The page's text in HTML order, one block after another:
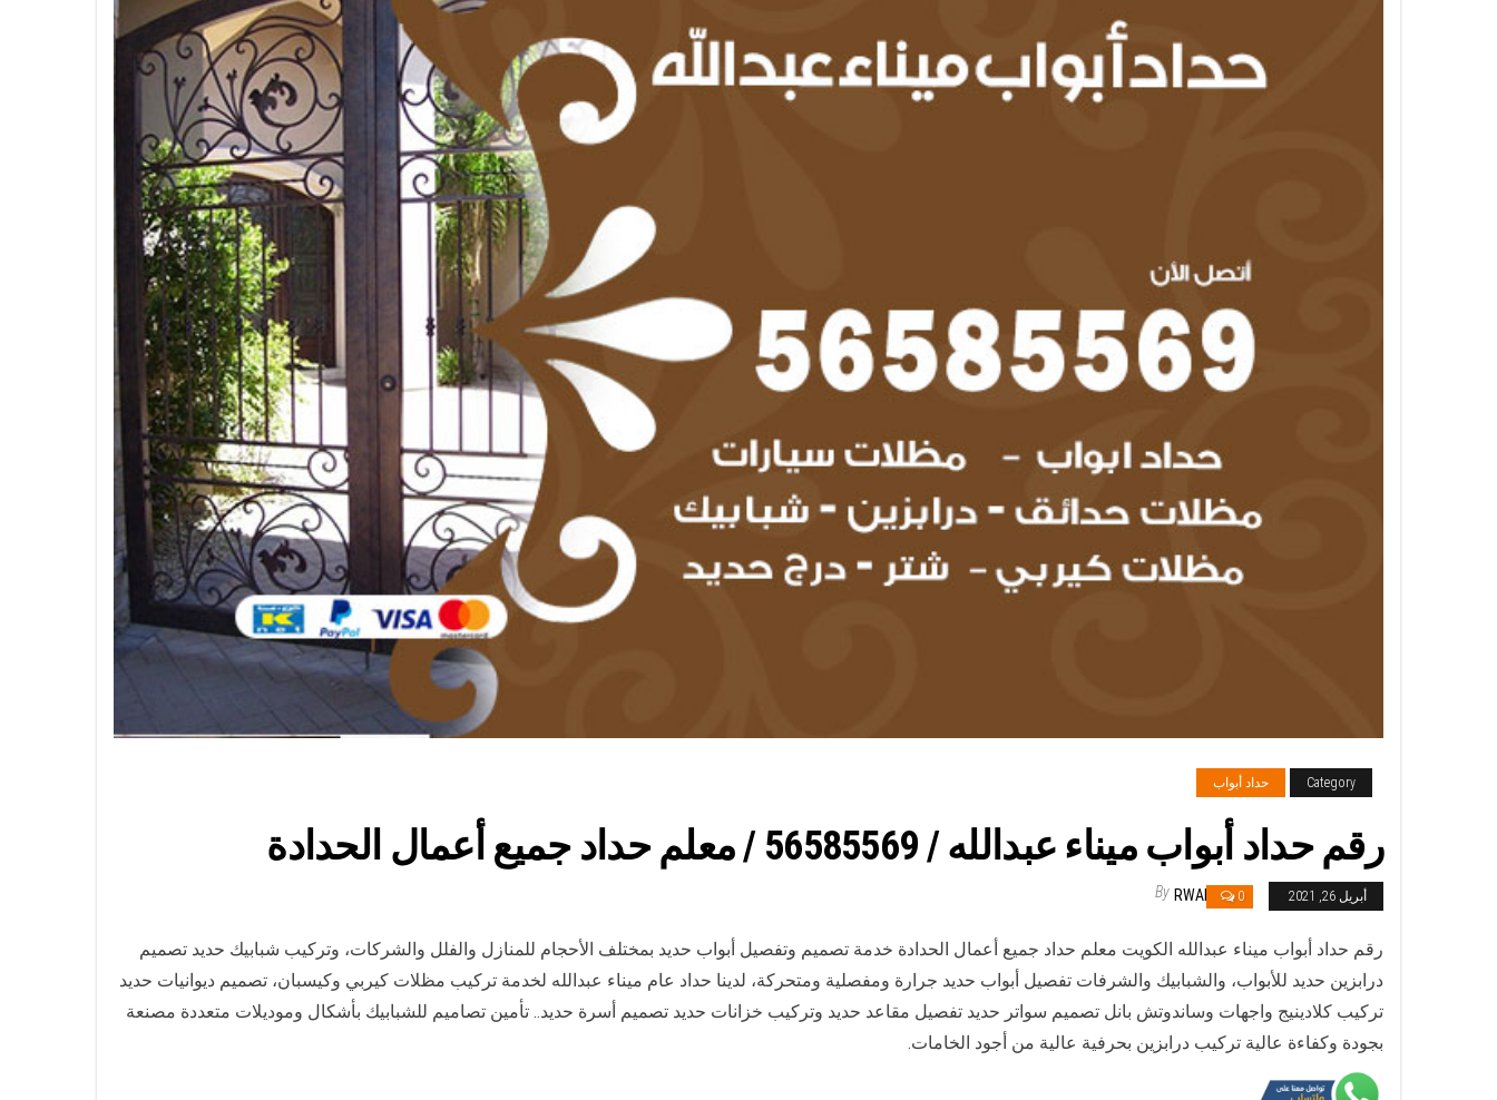
Category حداد أبواب
رقم حداد أبواب ميناء عبدالله / 56585569 / معلم حداد جميع أعمال الحدادة
أبريل 26, 2021 0
By RWAN
رقم حداد أبواب ميناء عبدالله الكويت معلم حداد جميع أعمال الحدادة خدمة تصميم وتفصيل أبواب حديد بمختلف الأحجام للمنازل والفلل والشركات، وتركيب شبابيك حديد تصميم
درابزين حديد للأبواب، والشبابيك والشرفات تفصيل أبواب حديد جرارة ومفصلية ومتحركة، لدينا حداد عام ميناء عبدالله لخدمة تركيب مظلات كيربي وكيسبان، تصميم ديوانيات حديد
تركيب كلادينيج واجهات وساندوتش بانل تصميم سواتر حديد تفصيل مقاعد حديد وتركيب خزانات حديد تصميم أسرة حديد.. تأمين تصاميم للشبابيك بأشكال وموديلات متعددة مصنعة
بجودة وكفاءة عالية تركيب درابزين بحرفية عالية من أجود الخامات.